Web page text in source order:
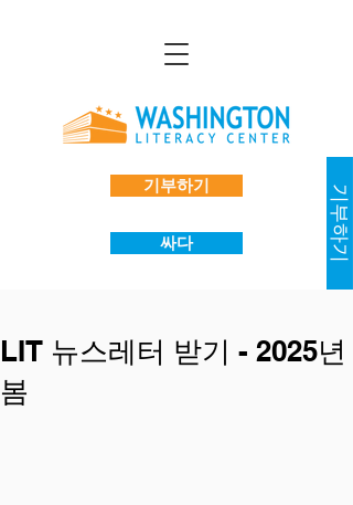
기부하기
싸다 기부하기
LIT 뉴스레터 받기 - 2025년
봄